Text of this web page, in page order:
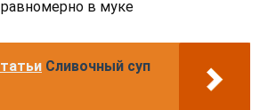
в муке
Сливочный суп